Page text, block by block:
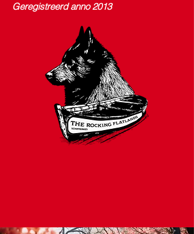
Geregistreerd anno 2013